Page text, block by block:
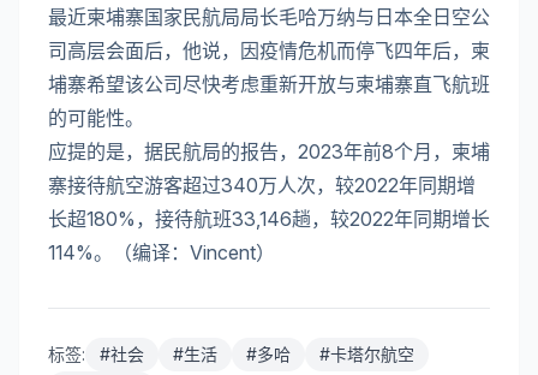
最近柬埔寨国家民航局局长毛哈万纳与日本全日空公
司高层会面后，他说，因疫情危机而停飞四年后，柬
埔寨希望该公司尽快考虑重新开放与柬埔寨直飞航班
的可能性。
应提的是，据民航局的报告，2023年前8个月，柬埔
寨接待航空游客超过340万人次，较2022年同期增
长超180%，接待航班33,146趟，较2022年同期增长
114%。（编译：Vincent）
标签: #社会 #生活 #多哈 #卡塔尔航空